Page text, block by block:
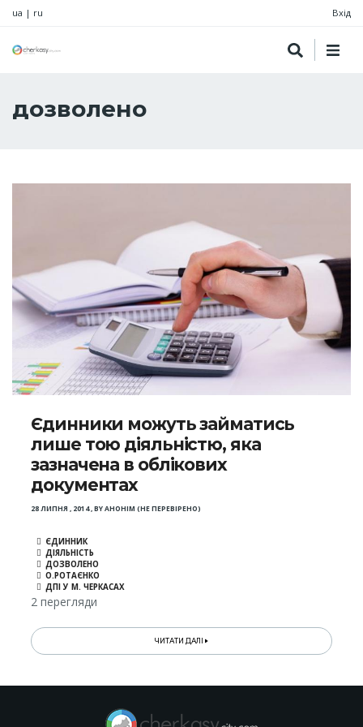
ua | ru Вхід
дозволено
Єдинники можуть займатись
лише тою діяльністю, яка
зазначена в облікових
документах
28 ЛИПНЯ , 2014,BYАНОНІМ (НЕ ПЕРЕВІРЕНО)
ЄДИННИК
ДІЯЛЬНІСТЬ
ДОЗВОЛЕНО
О.РОТАЄНКО
ДПІ У М. ЧЕРКАСАХ
2 перегляди
ЧИТАТИ ДАЛІ